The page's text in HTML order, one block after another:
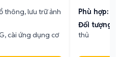
thông, lưu trữ ảnh
cài ứng dụng cơ
Phù hợp:
Đối tượng:
thủ